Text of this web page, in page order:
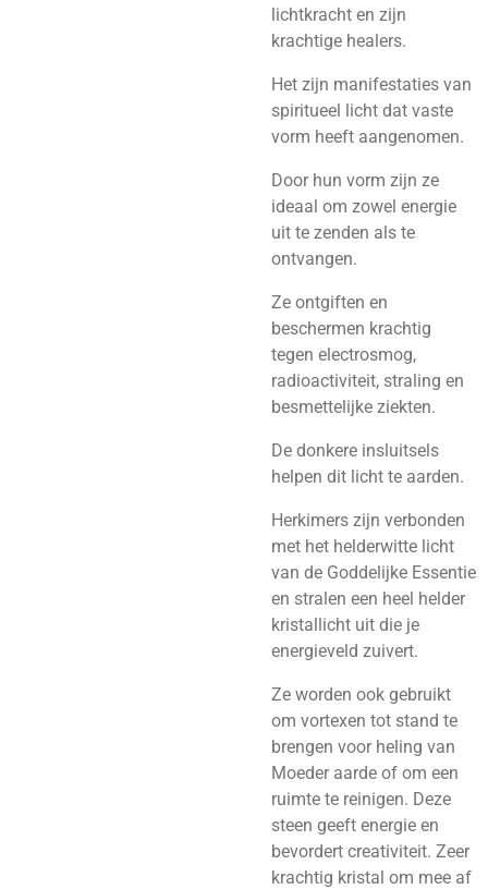
lichtkracht en zijn
krachtige healers.
Het zijn manifestaties van
spiritueel licht dat vaste
vorm heeft aangenomen.
Door hun vorm zijn ze
ideaal om zowel energie
uit te zenden als te
ontvangen.
Ze ontgiften en
beschermen krachtig
tegen electrosmog,
radioactiviteit, straling en
besmettelijke ziekten.
De donkere insluitsels
helpen dit licht te aarden.
Herkimers zijn verbonden
met het helderwitte licht
van de Goddelijke Essentie
en stralen een heel helder
kristallicht uit die je
energieveld zuivert.
Ze worden ook gebruikt
om vortexen tot stand te
brengen voor heling van
Moeder aarde of om een
ruimte te reinigen. Deze
steen geeft energie en
bevordert creativiteit. Zeer
krachtig kristal om mee af